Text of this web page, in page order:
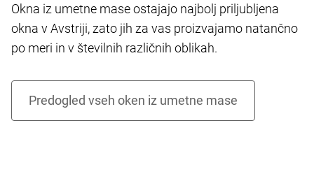
Okna iz umetne mase ostajajo najbolj priljubljena
okna v Avstriji, zato jih za vas proizvajamo natančno
po meri in v številnih različnih oblikah.